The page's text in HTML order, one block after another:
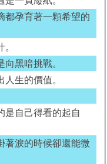
都孕育著一顆希望的
黑暗挑戰。
生的價值。
是自己得看的起自
著淚的時候卻還能微